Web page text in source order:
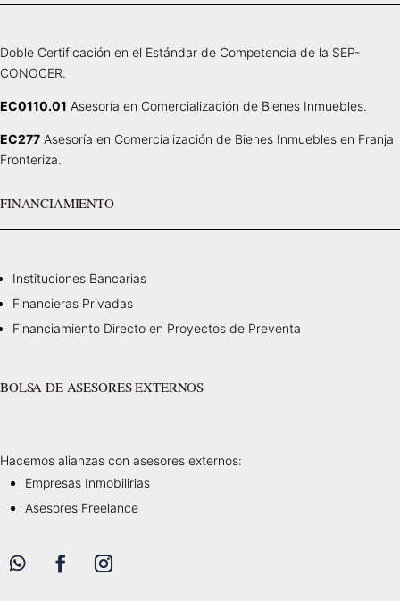
Doble Certificación en el Estándar de Competencia de la SEP-
CONOCER.
EC0110.01 Asesoría en Comercialización de Bienes Inmuebles.
EC277 Asesoría en Comercialización de Bienes Inmuebles en Franja
Fronteriza.
FINANCIAMIENTO
Instituciones Bancarias
Financieras Privadas
Financiamiento Directo en Proyectos de Preventa
BOLSA DE ASESORES EXTERNOS
Hacemos alianzas con asesores externos:
Empresas Inmobilirias
Asesores Freelance